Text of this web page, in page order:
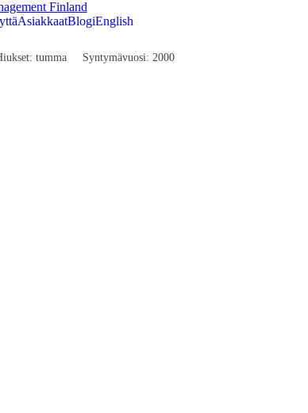
AsiakkaatBlogiEnglish
tumma Syntymävuosi: 2000